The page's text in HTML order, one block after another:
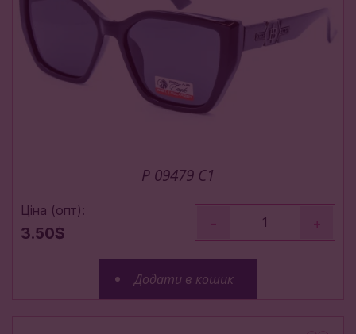
P 09479 С1
Ціна (опт):
3.50$
- +
Додати в кошик